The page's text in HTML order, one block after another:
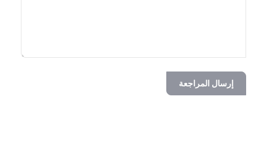
إرسال المراجعة